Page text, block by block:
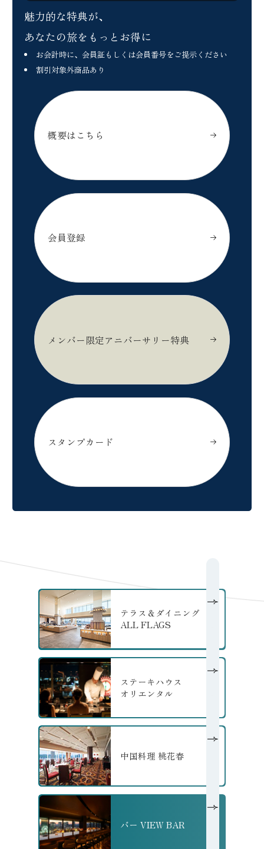
魅力的な特典が、
あなたの旅をもっとお得に
お会計時に、会員証もしくは会員番号をご提示ください
割引対象外商品あり
オリエンタルホテルズ＆リゾーツのメンバーシップ
概要はこちら
オリエンタルホテルズ＆リゾーツのメンバーシッ
会員登録
の方はこちら
オリエンタルホテルズ＆リゾーツの
メンバー限定アニバーサリー特典
についてはこちら
オリエンタルホテルズ＆リゾーツの
スタンプカード
についてはこちら
テラス＆ダイニング
ALL FLAGS
の詳細へ
ステーキハウス
オリエンタル
の詳細へ
中国料理 桃花春
の詳細へ
バー VIEW BAR
の詳細へ